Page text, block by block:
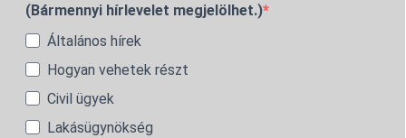
(Bármennyi hírlevelet megjelölhet.)
Általános hírek
Hogyan vehetek részt
Civil ügyek
Lakásügynökség